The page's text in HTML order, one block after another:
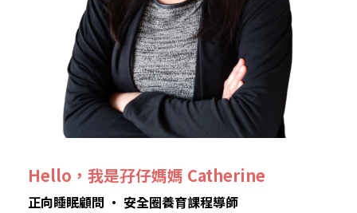
Hello，我是孖仔媽媽 Catherine
正向睡眠顧問 • 安全圈養育課程導師